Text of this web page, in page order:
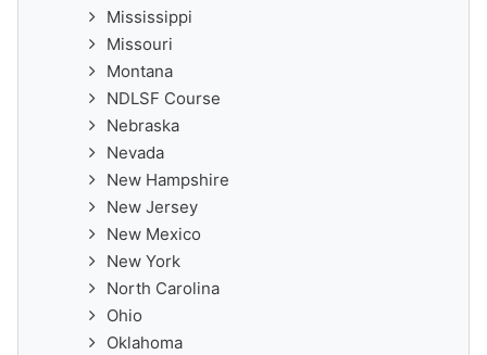
Mississippi
Missouri
Montana
NDLSF Course
Nebraska
Nevada
New Hampshire
New Jersey
New Mexico
New York
North Carolina
Ohio
Oklahoma